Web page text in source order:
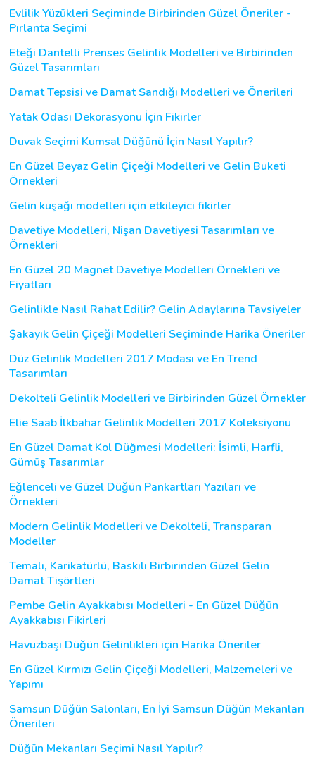
Evlilik Yüzükleri Seçiminde Birbirinden Güzel Öneriler -
Pırlanta Seçimi
Eteği Dantelli Prenses Gelinlik Modelleri ve Birbirinden
Güzel Tasarımları
Damat Tepsisi ve Damat Sandığı Modelleri ve Önerileri
Yatak Odası Dekorasyonu İçin Fikirler
Duvak Seçimi Kumsal Düğünü İçin Nasıl Yapılır?
En Güzel Beyaz Gelin Çiçeği Modelleri ve Gelin Buketi
Örnekleri
Gelin kuşağı modelleri için etkileyici fikirler
Davetiye Modelleri, Nişan Davetiyesi Tasarımları ve
Örnekleri
En Güzel 20 Magnet Davetiye Modelleri Örnekleri ve
Fiyatları
Gelinlikle Nasıl Rahat Edilir? Gelin Adaylarına Tavsiyeler
Şakayık Gelin Çiçeği Modelleri Seçiminde Harika Öneriler
Düz Gelinlik Modelleri 2017 Modası ve En Trend
Tasarımları
Dekolteli Gelinlik Modelleri ve Birbirinden Güzel Örnekler
Elie Saab İlkbahar Gelinlik Modelleri 2017 Koleksiyonu
En Güzel Damat Kol Düğmesi Modelleri: İsimli, Harfli,
Gümüş Tasarımlar
Eğlenceli ve Güzel Düğün Pankartları Yazıları ve
Örnekleri
Modern Gelinlik Modelleri ve Dekolteli, Transparan
Modeller
Temalı, Karikatürlü, Baskılı Birbirinden Güzel Gelin
Damat Tişörtleri
Pembe Gelin Ayakkabısı Modelleri - En Güzel Düğün
Ayakkabısı Fikirleri
Havuzbaşı Düğün Gelinlikleri için Harika Öneriler
En Güzel Kırmızı Gelin Çiçeği Modelleri, Malzemeleri ve
Yapımı
Samsun Düğün Salonları, En İyi Samsun Düğün Mekanları
Önerileri
Düğün Mekanları Seçimi Nasıl Yapılır?